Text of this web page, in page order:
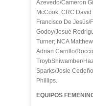
Azevedo/Cameron
McCook; CRC
Francisco De Jesús/
Godoy/Josué
Turner; NCA
Adrian Carrillo/
TroybShiwamber/
Sparks/Josie
Phillips.
EQUIPOS